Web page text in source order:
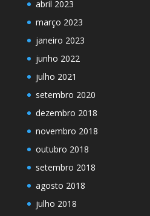
abril 2023
março 2023
janeiro 2023
junho 2022
julho 2021
setembro 2020
dezembro 2018
novembro 2018
outubro 2018
setembro 2018
agosto 2018
julho 2018